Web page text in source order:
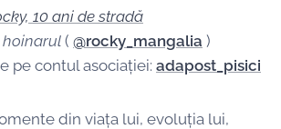
10 ani de stradă
hoinarul( @rocky_mangalia )
pe contul asociației: adapost_pisici
din viața lui, evoluția lui,